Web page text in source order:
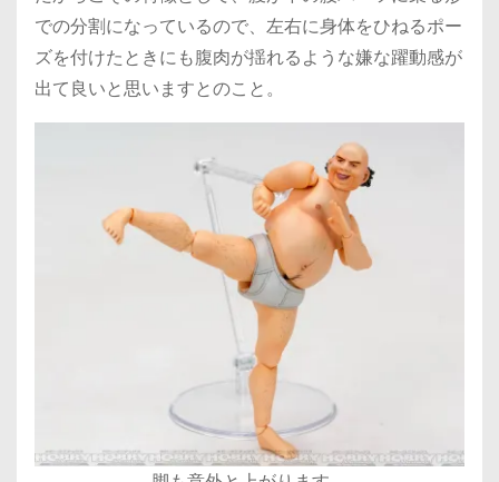
での分割になっているので、左右に身体をひねるポー
ズを付けたときにも腹肉が揺れるような嫌な躍動感が
出て良いと思いますとのこと。